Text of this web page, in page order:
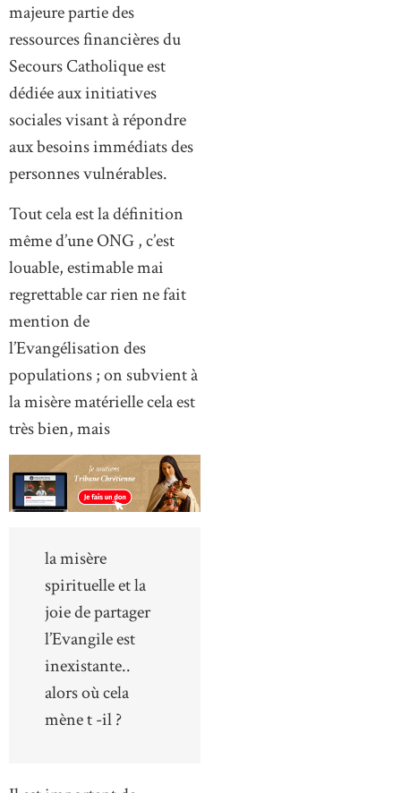
majeure partie des
ressources financières du
Secours Catholique est
dédiée aux initiatives
sociales visant à répondre
aux besoins immédiats des
personnes vulnérables.
Tout cela est la définition
même d’une ONG , c’est
louable, estimable mai
regrettable car rien ne fait
mention de
l’Evangélisation des
populations ; on subvient à
la misère matérielle cela est
très bien, mais
la misère
spirituelle et la
joie de partager
l’Evangile est
inexistante..
alors où cela
mène t -il ?